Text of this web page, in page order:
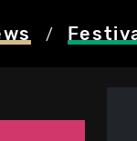
/